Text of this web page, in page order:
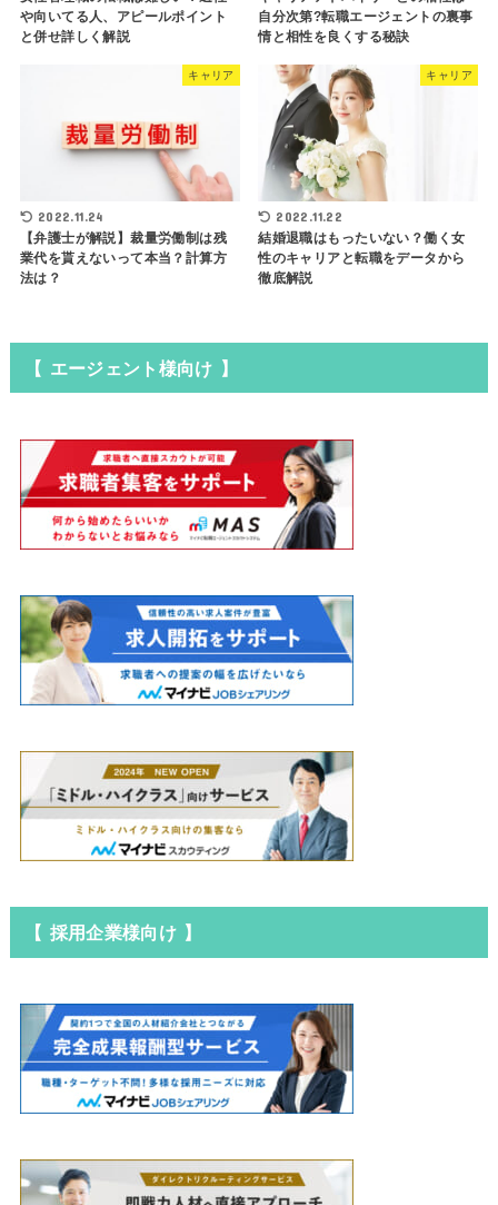
や向いてる人、アピールポイント
と併せ詳しく解説
自分次第?転職エージェントの裏事
情と相性を良くする秘訣
キャリア
2022.11.24
【弁護士が解説】裁量労働制は残
業代を貰えないって本当？計算方
法は？
キャリア
2022.11.22
結婚退職はもったいない？働く女
性のキャリアと転職をデータから
徹底解説
【 エージェント様向け 】
【 採用企業様向け 】